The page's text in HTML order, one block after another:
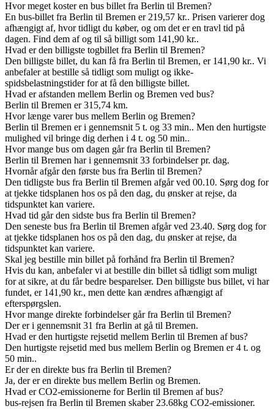
Hvor meget koster en bus billet fra Berlin til Bremen?
En bus-billet fra Berlin til Bremen er 219,57 kr.. Prisen varierer dog
afhængigt af, hvor tidligt du køber, og om det er en travl tid på
dagen. Find dem af og til så billigt som 141,90 kr..
Hvad er den billigste togbillet fra Berlin til Bremen?
Den billigste billet, du kan få fra Berlin til Bremen, er 141,90 kr.. Vi
anbefaler at bestille så tidligt som muligt og ikke-
spidsbelastningstider for at få den billigste billet.
Hvad er afstanden mellem Berlin og Bremen ved bus?
Berlin til Bremen er 315,74 km.
Hvor længe varer bus mellem Berlin og Bremen?
Berlin til Bremen er i gennemsnit 5 t. og 33 min.. Men den hurtigste
mulighed vil bringe dig derhen i 4 t. og 50 min..
Hvor mange bus om dagen går fra Berlin til Bremen?
Berlin til Bremen har i gennemsnit 33 forbindelser pr. dag.
Hvornår afgår den første bus fra Berlin til Bremen?
Den tidligste bus fra Berlin til Bremen afgår ved 00.10. Sørg dog for
at tjekke tidsplanen hos os på den dag, du ønsker at rejse, da
tidspunktet kan variere.
Hvad tid går den sidste bus fra Berlin til Bremen?
Den seneste bus fra Berlin til Bremen afgår ved 23.40. Sørg dog for
at tjekke tidsplanen hos os på den dag, du ønsker at rejse, da
tidspunktet kan variere.
Skal jeg bestille min billet på forhånd fra Berlin til Bremen?
Hvis du kan, anbefaler vi at bestille din billet så tidligt som muligt
for at sikre, at du får bedre besparelser. Den billigste bus billet, vi har
fundet, er 141,90 kr., men dette kan ændres afhængigt af
efterspørgslen.
Hvor mange direkte forbindelser går fra Berlin til Bremen?
Der er i gennemsnit 31 fra Berlin at gå til Bremen.
Hvad er den hurtigste rejsetid mellem Berlin til Bremen af bus?
Den hurtigste rejsetid med bus mellem Berlin og Bremen er 4 t. og
50 min..
Er der en direkte bus fra Berlin til Bremen?
Ja, der er en direkte bus mellem Berlin og Bremen.
Hvad er CO2-emissionerne for Berlin til Bremen af bus?
bus-rejsen fra Berlin til Bremen skaber 23.68kg CO2-emissioner.